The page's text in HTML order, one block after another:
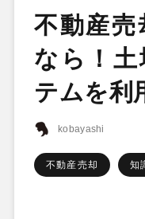
不動産売
なら！土
テムを利
kobayashi
不動産売却 知